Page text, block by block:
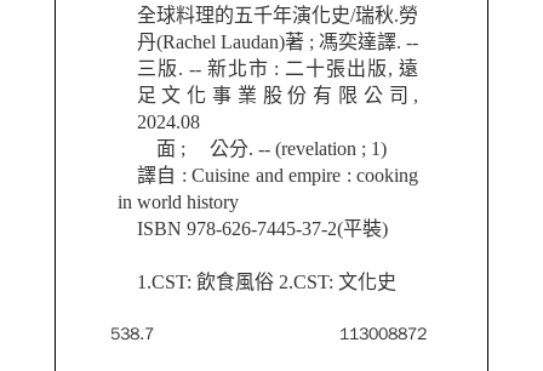
全球料理的五千年演化史/瑞秋.勞
丹(Rachel Laudan)著 ; 馮奕達譯. --
三版. -- 新北市 : 二十張出版, 遠
足文化事業股份有限公司,
2024.08
面 ; 公分. -- (revelation ; 1)
譯自 : Cuisine and empire : cooking
in world history
ISBN 978-626-7445-37-2(平裝)
1.CST: 飲食風俗 2.CST: 文化史
538.7 113008872